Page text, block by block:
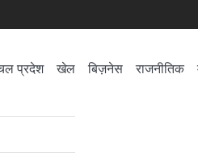
प्रदेश खेल बिज़नेस राजनीतिक